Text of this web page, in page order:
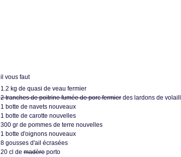
il vous faut
1.2 kg de quasi de veau fermier
2 tranches de poitrine fumée de porc fermier des lardons de
1 botte de navets nouveaux
1 botte de carotte nouvelles
300 gr de pommes de terre nouvelles
1 botte d'oignons nouveaux
8 gousses d'ail écrasées
20 cl de madère porto